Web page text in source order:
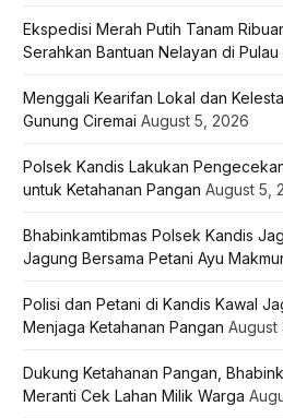
Ekspedisi Merah Putih Tanam
Serahkan Bantuan Nelayan di Pulau
Menggali Kearifan Lokal dan
Gunung Ciremai August 5, 2026
Polsek Kandis Lakukan
untuk Ketahanan Pangan August 5,
Bhabinkamtibmas Polsek Kandis
Jagung Bersama Petani Ayu
Polisi dan Petani di Kandis Kawal
Menjaga Ketahanan Pangan August
Dukung Ketahanan Pangan,
Meranti Cek Lahan Milik Warga